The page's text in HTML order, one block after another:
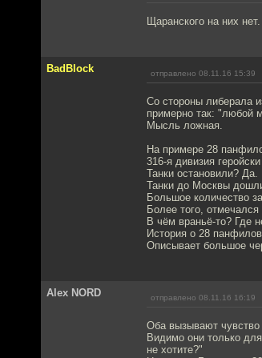
Щаранского на них нет.
BadBlock отправлено 08.11.16 15:39
Со стороны либерала
примерно так: "любой
Мысль ложная.
На примере 28
316-я дивизия
Танки остановили? Да.
Танки до Москвы
Большое количество
Более того,
В чём враньё-то? Где
История о 28
Описывает большое
Alex NORD отправлено 08.11.16 16:19
Оба вызывают чувство
Видимо они только
не хотите?"